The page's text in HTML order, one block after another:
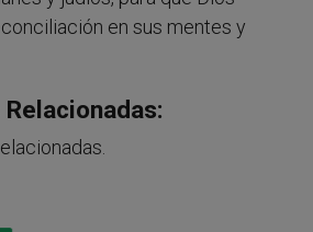
en sus mentes y